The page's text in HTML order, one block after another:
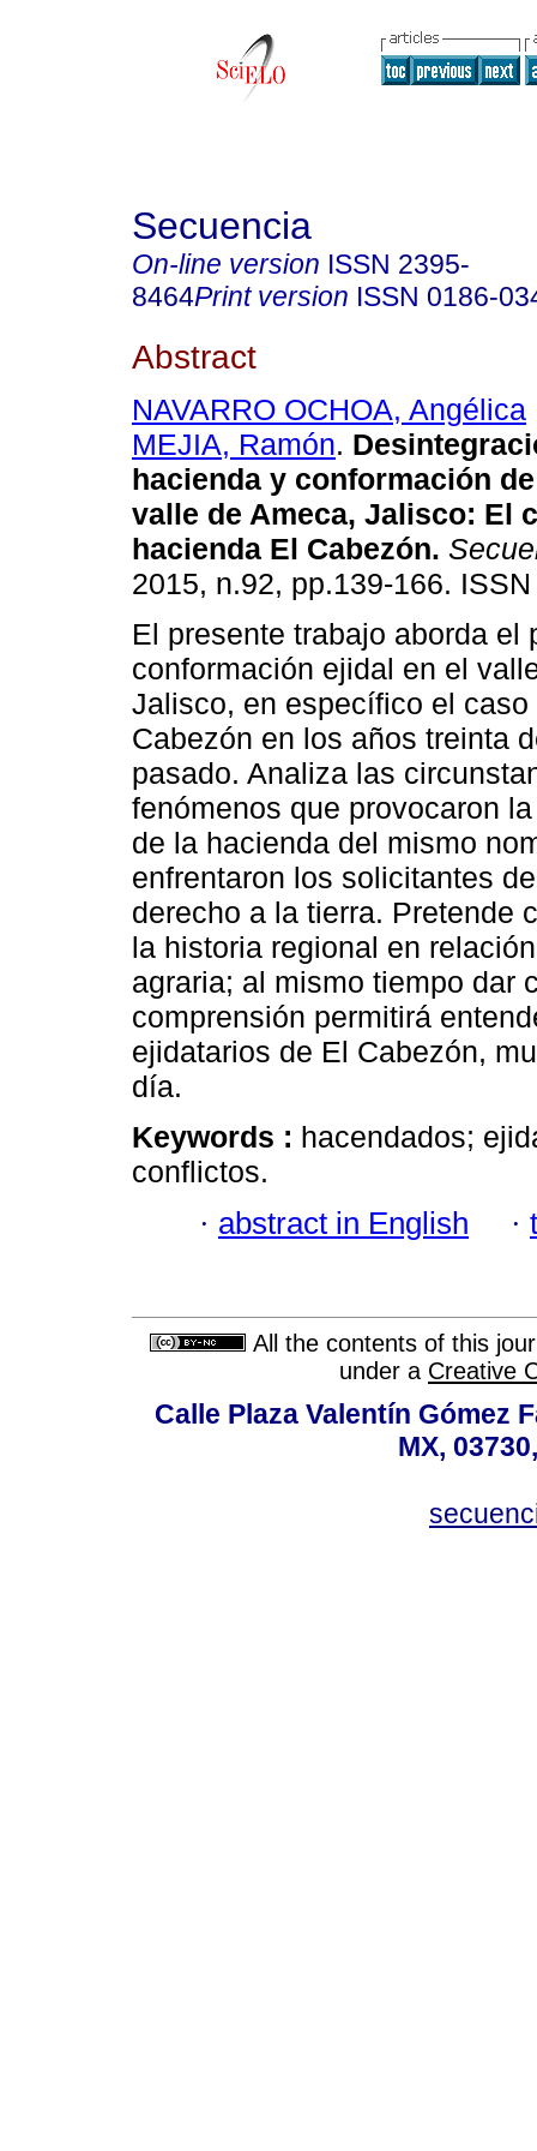
Secuencia
On-line version ISSN 2395-
8464Print version ISSN 0186-
Abstract
NAVARRO OCHOA, Angélica
MEJIA, Ramón.
hacienda y conformación
valle de Ameca, Jalisco: El
hacienda El Cabezón.
2015, n.92, pp.139-166.
El presente trabajo aborda el
conformación ejidal en el
Jalisco, en específico el
Cabezón en los años treinta
pasado. Analiza las
fenómenos que provocaron
de la hacienda del mismo
enfrentaron los solicitantes
derecho a la tierra. Pretende
la historia regional en
agraria; al mismo tiempo dar
comprensión permitirá
ejidatarios de El Cabezón,
día.
Keywords : hacendados;
conflictos.
· abstract in English ·
All the contents of this
under a Creative
Calle Plaza Valentín Gómez
MX,